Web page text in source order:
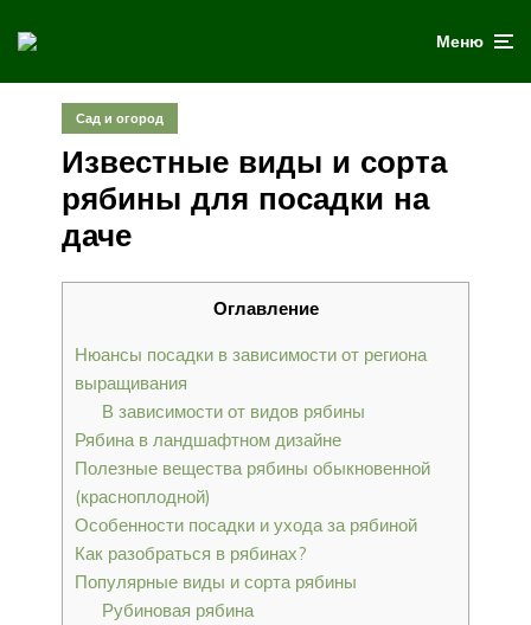
Меню
Сад и огород
Известные виды и сорта
рябины для посадки на
даче
Оглавление
Нюансы посадки в зависимости от региона
выращивания
В зависимости от видов рябины
Рябина в ландшафтном дизайне
Полезные вещества рябины обыкновенной
(красноплодной)
Особенности посадки и ухода за рябиной
Как разобраться в рябинах?
Популярные виды и сорта рябины
Рубиновая рябина